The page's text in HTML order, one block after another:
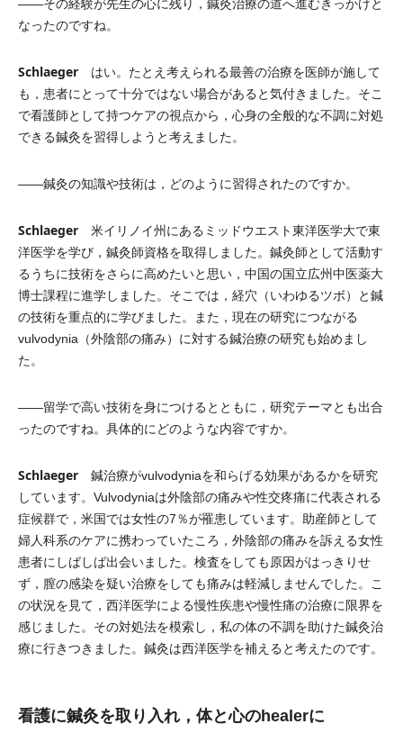
――その経験が先生の心に残り，鍼灸治療の道へ進むきっかけと
なったのですね。
Schlaeger はい。たとえ考えられる最善の治療を医師が施して
も，患者にとって十分ではない場合があると気付きました。そこ
で看護師として持つケアの視点から，心身の全般的な不調に対処
できる鍼灸を習得しようと考えました。
――鍼灸の知識や技術は，どのように習得されたのですか。
Schlaeger 米イリノイ州にあるミッドウエスト東洋医学大で東
洋医学を学び，鍼灸師資格を取得しました。鍼灸師として活動す
るうちに技術をさらに高めたいと思い，中国の国立広州中医薬大
博士課程に進学しました。そこでは，経穴（いわゆるツボ）と鍼
の技術を重点的に学びました。また，現在の研究につながる
vulvodynia（外陰部の痛み）に対する鍼治療の研究も始めまし
た。
――留学で高い技術を身につけるとともに，研究テーマとも出合
ったのですね。具体的にどのような内容ですか。
Schlaeger 鍼治療がvulvodyniaを和らげる効果があるかを研究
しています。Vulvodyniaは外陰部の痛みや性交疼痛に代表される
症候群で，米国では女性の7％が罹患しています。助産師として
婦人科系のケアに携わっていたころ，外陰部の痛みを訴える女性
患者にしばしば出会いました。検査をしても原因がはっきりせ
ず，膣の感染を疑い治療をしても痛みは軽減しませんでした。こ
の状況を見て，西洋医学による慢性疾患や慢性痛の治療に限界を
感じました。その対処法を模索し，私の体の不調を助けた鍼灸治
療に行きつきました。鍼灸は西洋医学を補えると考えたのです。
看護に鍼灸を取り入れ，体と心のhealerに